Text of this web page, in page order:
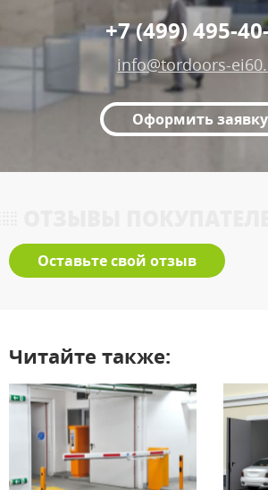
Оформить заявку
+7 (499) 495-
info@tordoors-
Оставьте свой отзыв
Читайте также: